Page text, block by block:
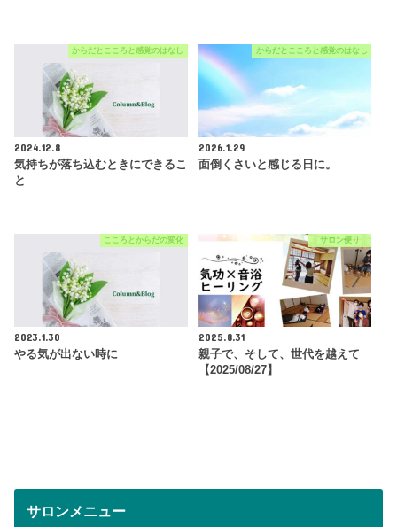
からだとこころと感覚のはなし
2024.12.8
気持ちが落ち込むときにできるこ
と
からだとこころと感覚のはなし
2026.1.29
面倒くさいと感じる日に。
こころとからだの変化
2023.1.30
やる気が出ない時に
サロン便り
2025.8.31
親子で、そして、世代を越えて
【2025/08/27】
サロンメニュー